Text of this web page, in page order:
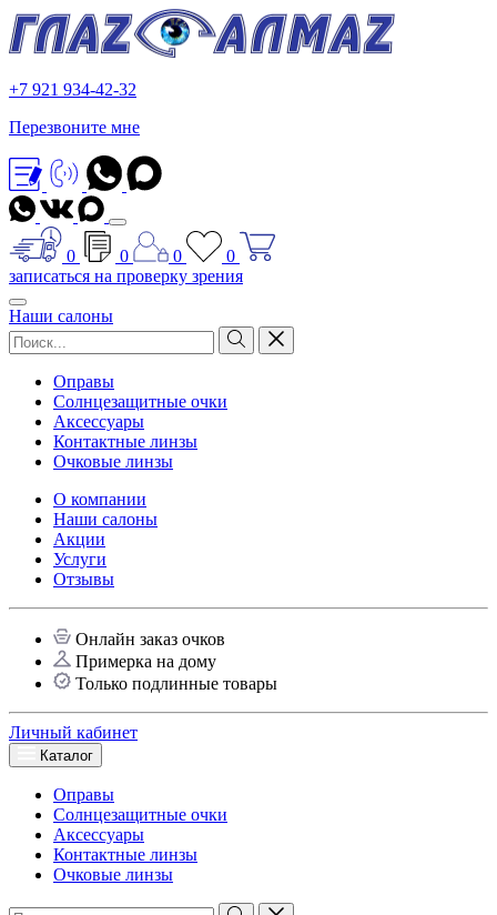
+7 921 934-42-32
Перезвоните мне
0 0 0
0
записаться на проверку зрения
Наши салоны
Оправы
Солнцезащитные очки
Аксессуары
Контактные линзы
Очковые линзы
О компании
Наши салоны
Акции
Услуги
Отзывы
Онлайн заказ очков
Примерка на дому
Только подлинные товары
Личный кабинет
Каталог
Оправы
Солнцезащитные очки
Аксессуары
Контактные линзы
Очковые линзы